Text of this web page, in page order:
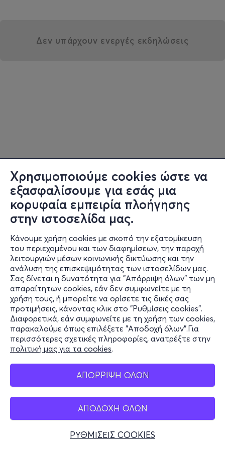
Χρησιμοποιούμε cookies ώστε να
εξασφαλίσουμε για εσάς μια
κορυφαία εμπειρία πλοήγησης
στην ιστοσελίδα μας.
Κάνουμε χρήση cookies με σκοπό την εξατομίκευση
του περιεχομένου και των διαφημίσεων, την παροχή
λειτουργιών μέσων κοινωνικής δικτύωσης και την
ανάλυση της επισκεψιμότητας των ιστοσελίδων μας.
Σας δίνεται η δυνατότητα για "Απόρριψη όλων" των μη
απαραίτητων cookies, εάν δεν συμφωνείτε με τη
χρήση τους, ή μπορείτε να ορίσετε τις δικές σας
προτιμήσεις, κάνοντας κλικ στο "Ρυθμίσεις cookies".
Διαφορετικά, εάν συμφωνείτε με τη χρήση των cookies,
παρακαλούμε όπως επιλέξετε "Αποδοχή όλων".Για
περισσότερες σχετικές πληροφορίες, ανατρέξτε στην
πολιτική μας για τα cookies.
ΑΠΟΡΡΙΨΗ ΟΛΩΝ
ΑΠΟΔΟΧΗ ΟΛΩΝ
ΡΥΘΜΙΣΕΙΣ COOKIES
Δεν υπάρχουν ενεργές εκδηλώσεις